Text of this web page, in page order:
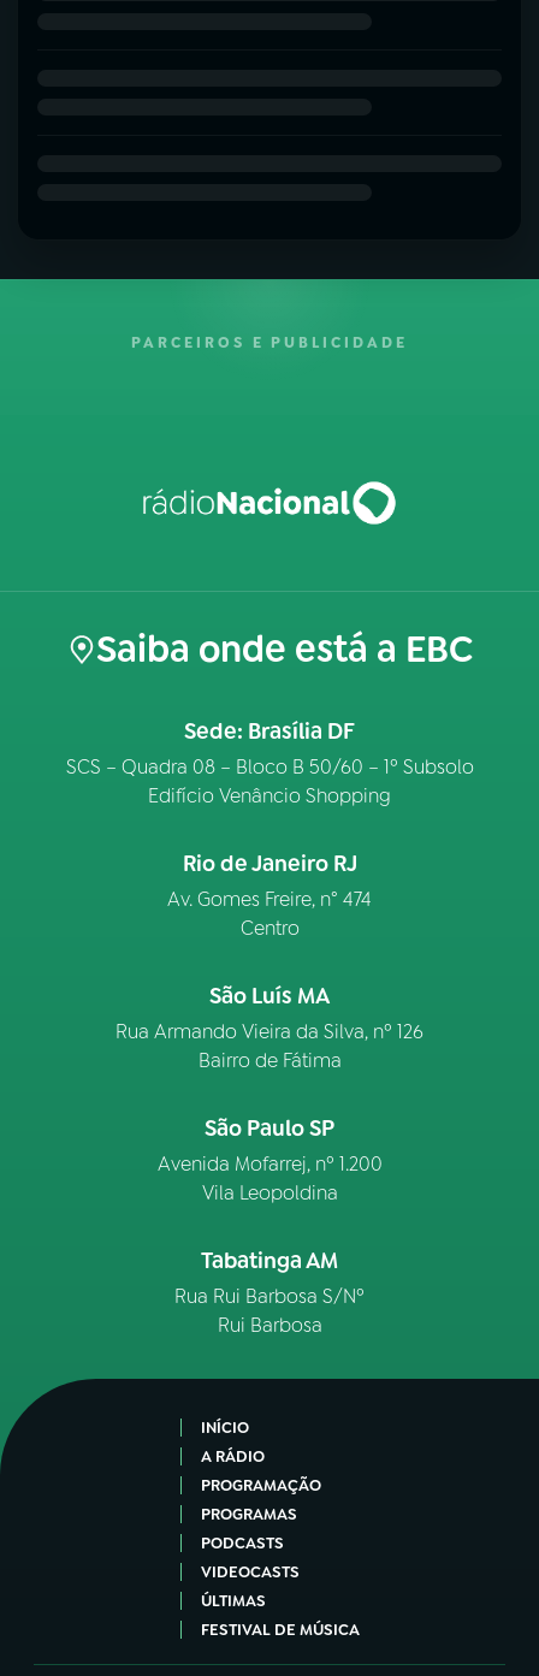
PARCEIROS E PUBLICIDADE
Saiba onde está a EBC
Sede: Brasília DF
SCS – Quadra 08 – Bloco B 50/60 – 1º Subsolo
Edifício Venâncio Shopping
Rio de Janeiro RJ
Av. Gomes Freire, n° 474
Centro
São Luís MA
Rua Armando Vieira da Silva, nº 126
Bairro de Fátima
São Paulo SP
Avenida Mofarrej, nº 1.200
Vila Leopoldina
Tabatinga AM
Rua Rui Barbosa S/Nº
Rui Barbosa
INÍCIO
A RÁDIO
PROGRAMAÇÃO
PROGRAMAS
PODCASTS
VIDEOCASTS
ÚLTIMAS
FESTIVAL DE MÚSICA